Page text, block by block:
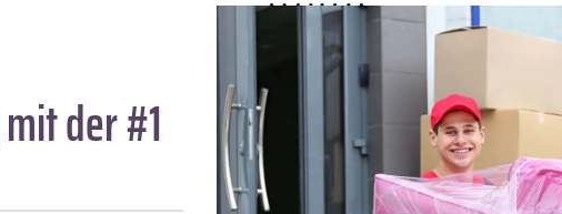
mit der #1